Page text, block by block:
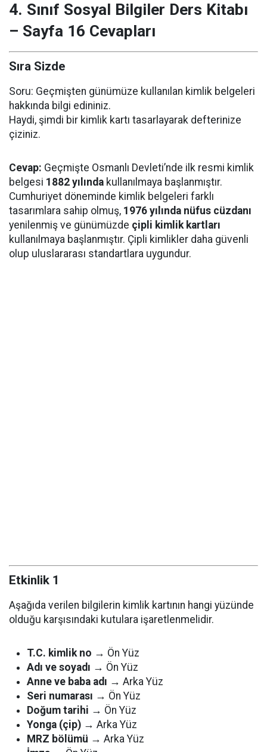
4. Sınıf Sosyal Bilgiler Ders Kitabı
– Sayfa 16 Cevapları
Sıra Sizde
Soru: Geçmişten günümüze kullanılan kimlik belgeleri
hakkında bilgi edininiz.
Haydi, şimdi bir kimlik kartı tasarlayarak defterinize
çiziniz.
Cevap: Geçmişte Osmanlı Devleti’nde ilk resmi kimlik
belgesi 1882 yılında kullanılmaya başlanmıştır.
Cumhuriyet döneminde kimlik belgeleri farklı
tasarımlara sahip olmuş, 1976 yılında nüfus cüzdanı
yenilenmiş ve günümüzde çipli kimlik kartları
kullanılmaya başlanmıştır. Çipli kimlikler daha güvenli
olup uluslararası standartlara uygundur.
Etkinlik 1
Aşağıda verilen bilgilerin kimlik kartının hangi yüzünde
olduğu karşısındaki kutulara işaretlenmelidir.
T.C. kimlik no → Ön Yüz
Adı ve soyadı → Ön Yüz
Anne ve baba adı → Arka Yüz
Seri numarası → Ön Yüz
Doğum tarihi → Ön Yüz
Yonga (çip) → Arka Yüz
MRZ bölümü → Arka Yüz